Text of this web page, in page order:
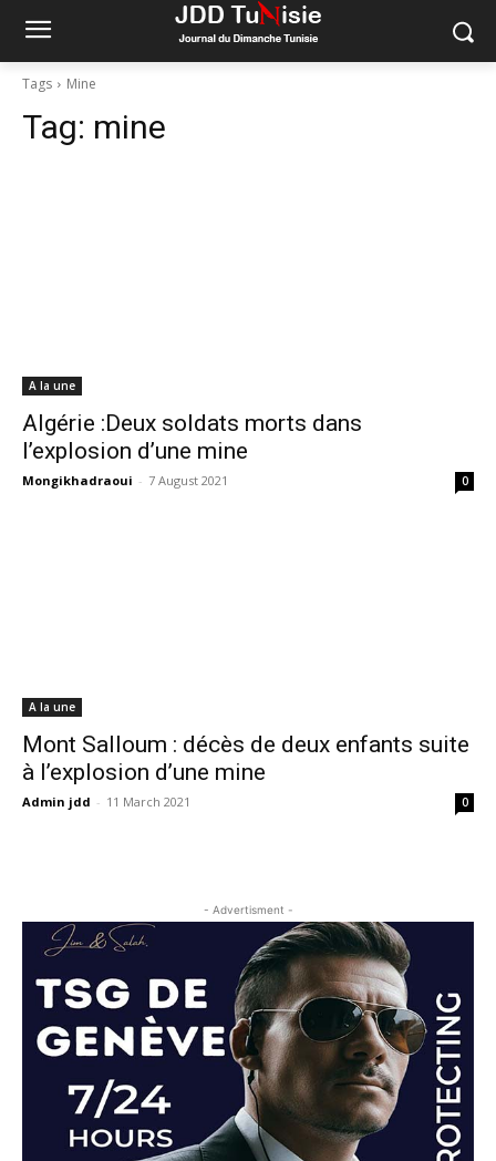
Tags Mine
Tag: mine
A la une
Algérie :Deux soldats morts dans
l’explosion d’une mine
Mongikhadraoui - 7 August 2021 0
A la une
Mont Salloum : décès de deux enfants suite
à l’explosion d’une mine
Admin jdd - 11 March 2021 0
- Advertisment -